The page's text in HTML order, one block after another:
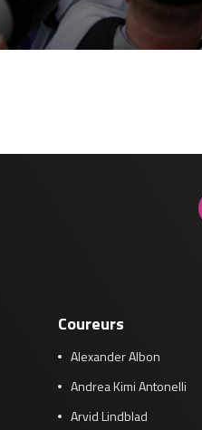
Coureurs
Alexander Albon
Andrea Kimi Antonelli
Arvid Lindblad